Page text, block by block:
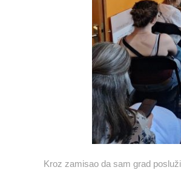
Kroz zamisao da sam grad